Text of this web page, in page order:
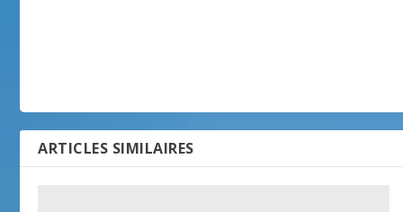
ARTICLES SIMILAIRES